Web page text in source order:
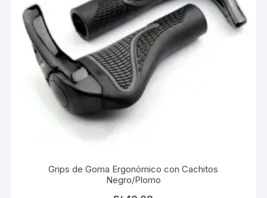
Grips de Goma Ergonómico con Cachitos
Negro/Plomo